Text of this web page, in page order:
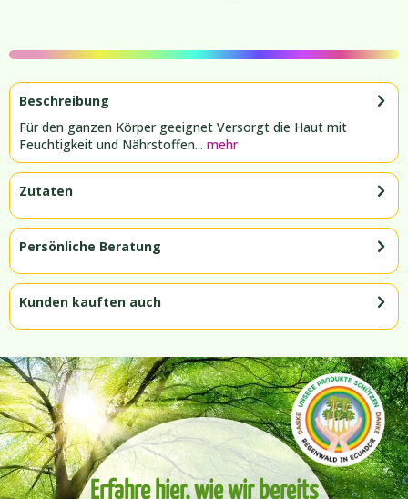
Beschreibung
Für den ganzen Körper geeignet Versorgt die Haut mit
Feuchtigkeit und Nährstoffen... mehr
Zutaten
Persönliche Beratung
Kunden kauften auch
Erfahre hier, wie wir bereits